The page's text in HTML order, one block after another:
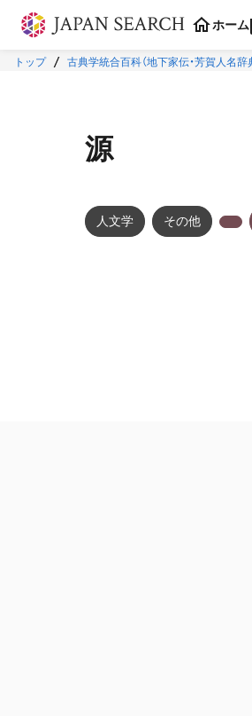
本文に飛ぶ
ホーム
トップ 古典学統合百科（地下家伝・芳賀人名辞
源
人文学 その他